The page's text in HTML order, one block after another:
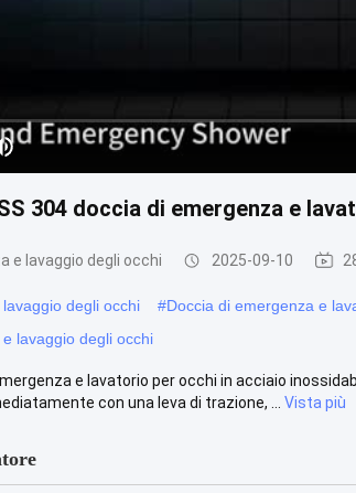
304 doccia di emergenza e
e lavaggio degli occhi 2025-09-10
degli occhi #Doccia di emergenza e
lavaggio degli occhi
e lavatorio per occhi in acciaio
con una leva di trazione, ...
Vista più